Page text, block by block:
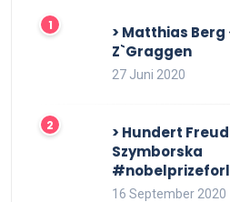
> Matthias Berg
Z`Graggen
27 Juni 2020
> Hundert
Szymborska
16 September 2020